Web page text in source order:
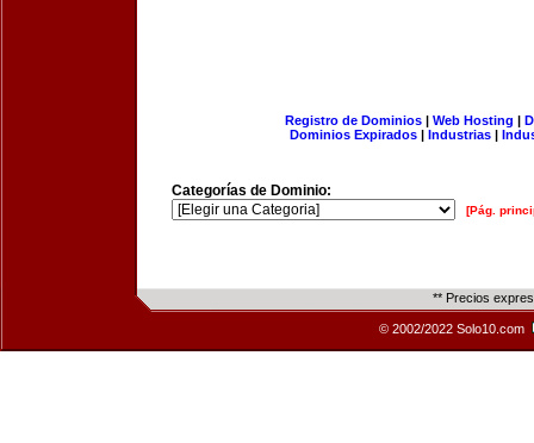
Registro de Dominios| Web Hosting |
Dominios Expirados | Industrias |
Categorías de Dominio:
[Pág.
** Precios
© 2002/2022 Solo10.com